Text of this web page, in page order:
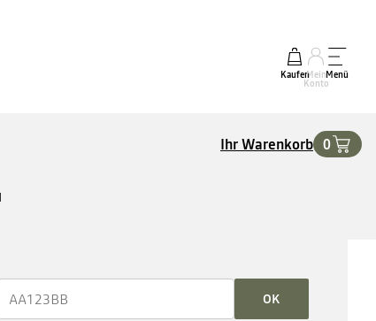
KaufenMein
Konto
Menü
Ihr Warenkorb 0
OK